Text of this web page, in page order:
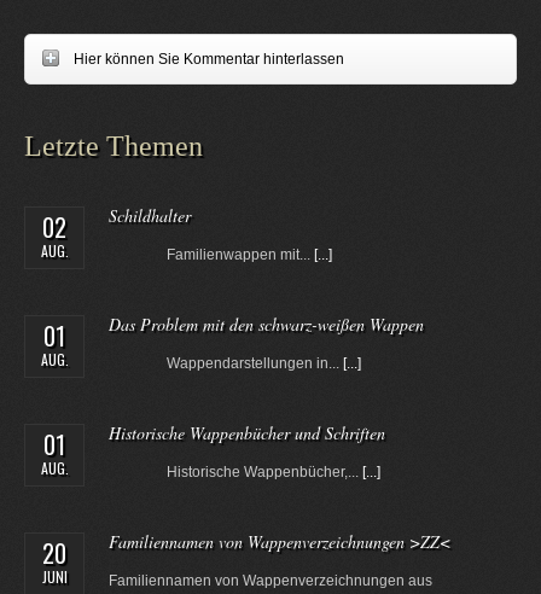
Hier können Sie Kommentar hinterlassen
Letzte Themen
02
AUG.
Schildhalter
Familienwappen mit... [...]
01
AUG.
Das Problem mit den schwarz-weißen Wappen
Wappendarstellungen in... [...]
01
AUG.
Historische Wappenbücher und Schriften
Historische Wappenbücher,... [...]
20
JUNI
Familiennamen von Wappenverzeichnungen >ZZ<
Familiennamen von Wappenverzeichnungen aus